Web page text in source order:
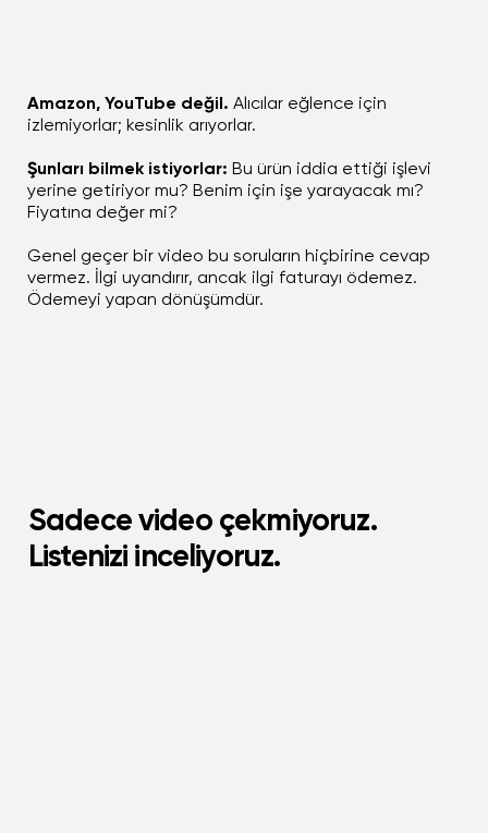
Amazon, YouTube değil. Alıcılar eğlence için
izlemiyorlar; kesinlik arıyorlar.
Şunları bilmek istiyorlar: Bu ürün iddia ettiği işlevi
yerine getiriyor mu? Benim için işe yarayacak mı?
Fiyatına değer mi?
Genel geçer bir video bu soruların hiçbirine cevap
vermez. İlgi uyandırır, ancak ilgi faturayı ödemez.
Ödemeyi yapan dönüşümdür.
Sadece video çekmiyoruz.
Listenizi inceliyoruz.